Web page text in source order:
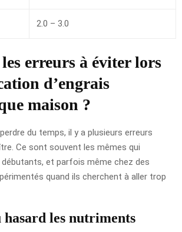
2.0 – 3.0
erreurs à éviter lors
d’engrais
maison ?
du temps, il y a plusieurs erreurs
Ce sont souvent les mêmes qui
et parfois même chez des
quand ils cherchent à aller trop
les nutriments